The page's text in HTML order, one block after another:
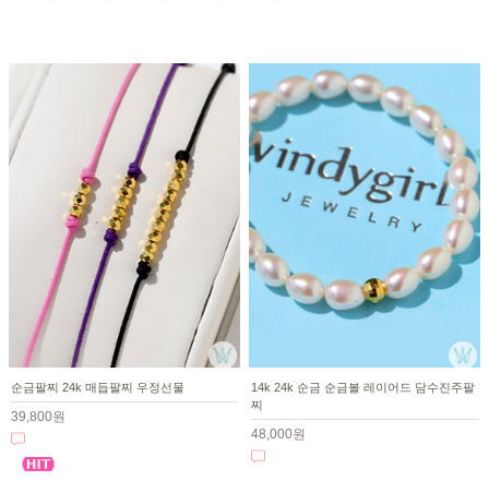
순금팔찌 24k 매듭팔찌 우정선물
39,800원
14k 24k 순금 순금볼 레이어드 담수진주팔
찌
48,000원